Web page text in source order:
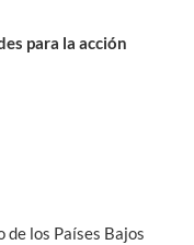
para la acción
de los Países Bajos